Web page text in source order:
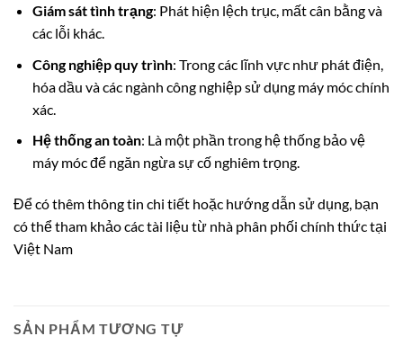
Giám sát tình trạng: Phát hiện lệch trục, mất cân bằng và
các lỗi khác.
Công nghiệp quy trình: Trong các lĩnh vực như phát điện,
hóa dầu và các ngành công nghiệp sử dụng máy móc chính
xác.
Hệ thống an toàn: Là một phần trong hệ thống bảo vệ
máy móc để ngăn ngừa sự cố nghiêm trọng.
Để có thêm thông tin chi tiết hoặc hướng dẫn sử dụng, bạn
có thể tham khảo các tài liệu từ nhà phân phối chính thức tại
Việt Nam
SẢN PHẨM TƯƠNG TỰ